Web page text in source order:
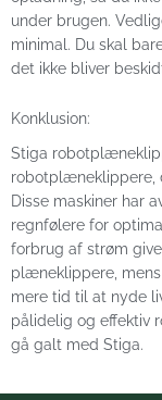
under brugen.
minimal. Du skal
det ikke bliver
Konklusion:
Stiga
robotplæneklippere,
Disse maskiner har
regnfølere for
forbrug af strøm
plæneklippere,
mere tid til at nyde
pålidelig og effektiv
gå galt med Stiga.